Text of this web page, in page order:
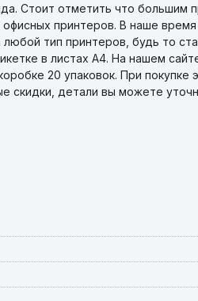
Стоит отметить что
принтеров. В наше
тип принтеров, будь то
в листах А4. На нашем
20 упаковок. При покупке
скидки, детали вы можете